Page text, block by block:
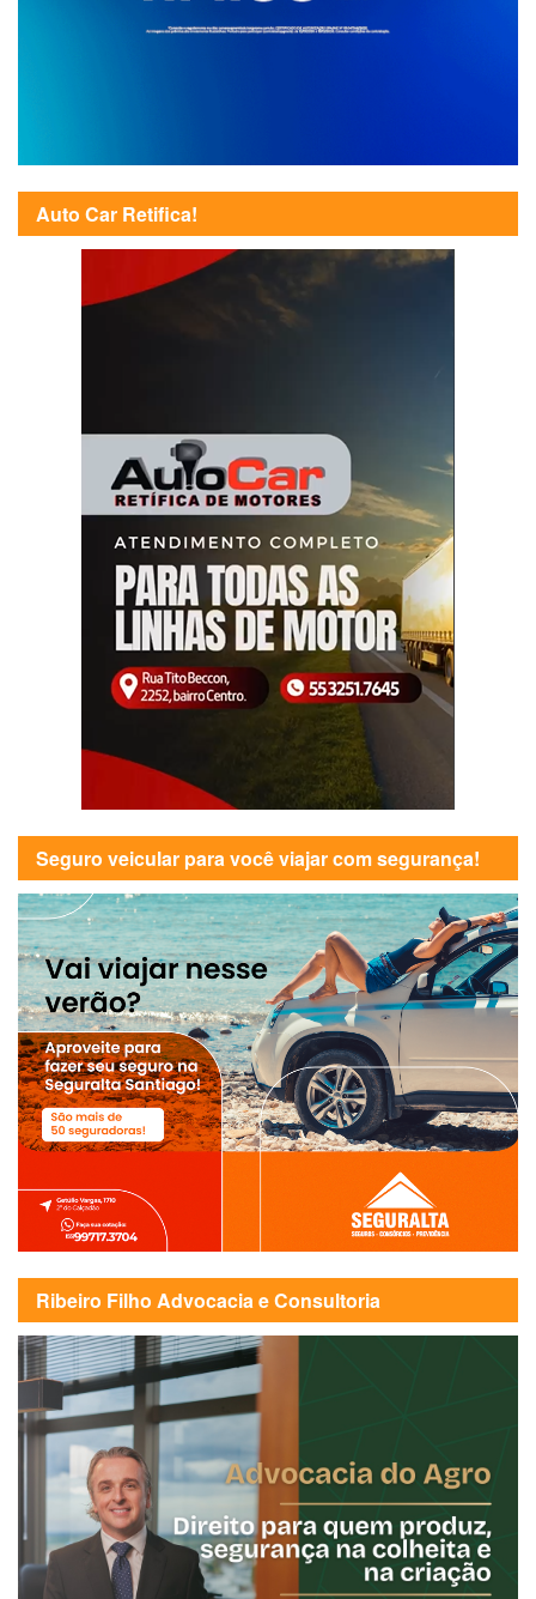
Auto Car Retifica!
Seguro veicular para você viajar com segurança!
Ribeiro Filho Advocacia e Consultoria